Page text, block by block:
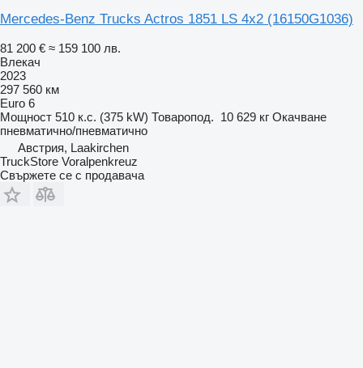
Mercedes-Benz Trucks Actros 1851 LS 4x2 (16150G1036)
81 200 € ≈ 159 100 лв.
Влекач
2023
297 560 км
Euro 6
Мощност 510 к.с. (375 kW) Товаропод. 10 629 кг Окачване
пневматично/пневматично
Австрия, Laakirchen
TruckStore Voralpenkreuz
Свържете се с продавача